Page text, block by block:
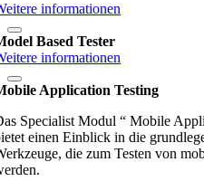
informationen
Based Tester
informationen
Application Testing
Specialist Modul “ Mobile
einen Einblick in die
die zum Testen von